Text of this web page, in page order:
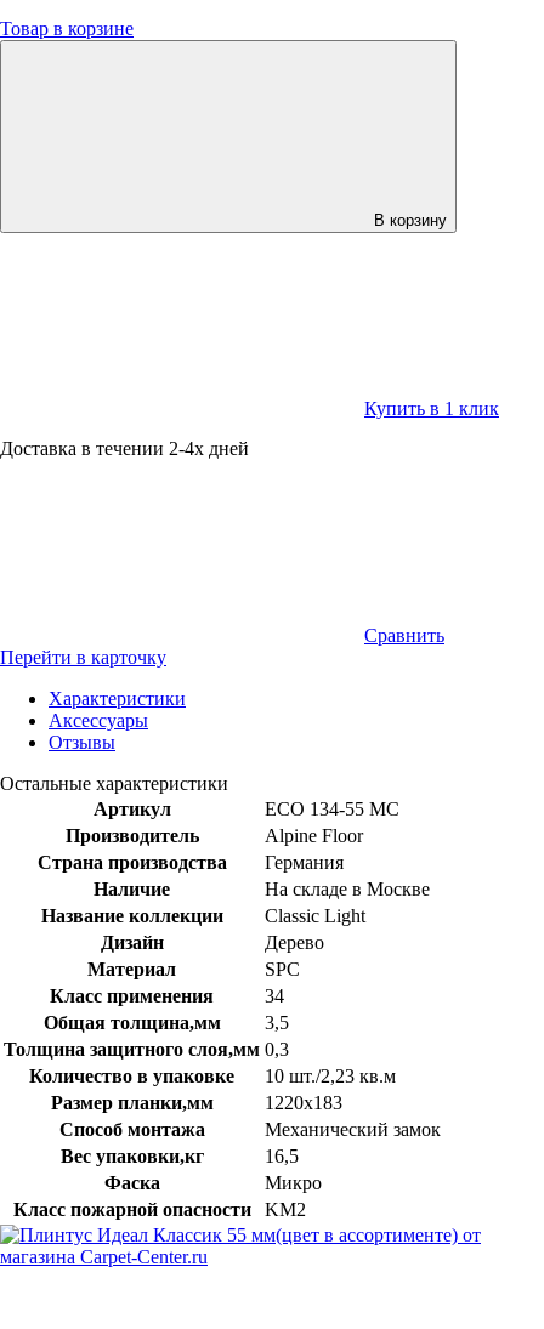
Товар в корзине
В корзину
Купить в 1 клик
Доставка в течении 2-4х дней
Сравнить
Перейти в карточку
Характеристики
Аксессуары
Отзывы
Остальные характеристики
Артикул
ECO 134-55 MC
Производитель
Alpine Floor
Страна производства
Германия
Наличие
На складе в Москве
Название коллекции
Classic Light
Дизайн
Дерево
Материал
SPC
Класс применения
34
Общая толщина,мм
3,5
Толщина защитного слоя,мм 0,3
Количество в упаковке
10 шт./2,23 кв.м
Размер планки,мм
1220х183
Способ монтажа
Механический замок
Вес упаковки,кг
16,5
Фаска
Микро
Класс пожарной опасности
KM2